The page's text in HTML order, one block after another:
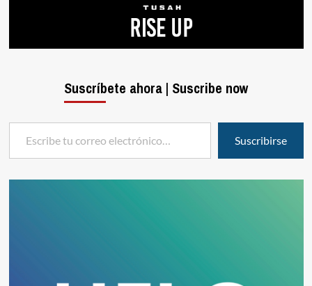
Suscríbete ahora | Suscribe now
Escribe tu correo electrónico…
Suscribirse